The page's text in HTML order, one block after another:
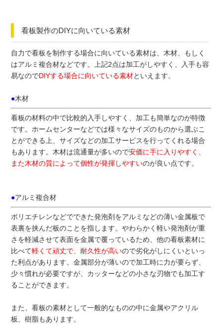
看板製作のDIYに向いている素材
自力で看板を制作する場合に向いている素材は、木材、もしく
はアルミ複合材などです。上記2点は加工がしやすく、入手も容
易なのでDIYする場合に向いている素材といえます。
●木材
看板の材料の中で比較的入手しやすく、加工も簡単なのが特徴
です。ホームセンターなどでは様々なサイズのものから選ぶこ
とができる上、サイズなどの加工サービスを行ってくれる場合
もあります。木材は流通量が多いので安価に手に入りやすく、
また木材の質によって個性が発揮しやすいのが良い点です。
●アルミ複合材
ポリエチレンなどでできた発泡剤をアルミなどの薄い金属板で
表裏を挟んだ板のことを指します。やわらかく軽い発泡剤が重
さを軽減させて表面を金属で覆っているため、他の看板素材に
比べて軽くて頑丈で、耐久性が高いので劣化がしにくいといっ
た利点があります。金属部分が薄いので加工時に力が要らず、
少々慣れが必要ですが、カッターなどの小さな刃物でも加工す
ることができます。
また、看板の素材として一般的なものの中に金属やアクリル
板、樹脂もあります。